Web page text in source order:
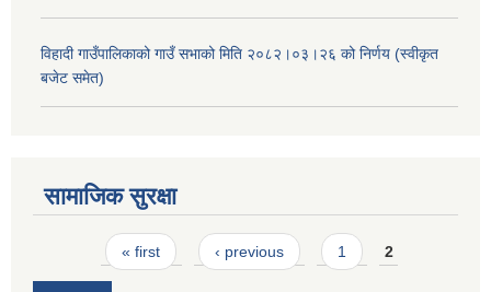
विहादी गाउँपालिकाको गाउँ सभाको मिति २०८२।०३।२६ को निर्णय (स्वीकृत
बजेट समेत)
सामाजिक सुरक्षा
Pages« first ‹ previous 1 2